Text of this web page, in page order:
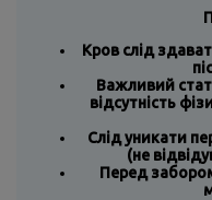
Кров слід
Важливий
відсутність
Слід уникати
(не
Перед